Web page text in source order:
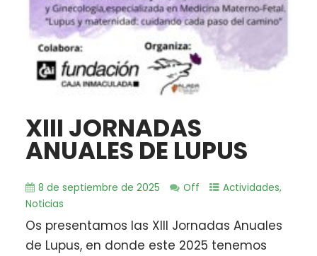
XIII JORNADAS
ANUALES DE LUPUS
8 de septiembre de 2025 Off Actividades,
Noticias
Os presentamos las XIII Jornadas Anuales
de Lupus, en donde este 2025 tenemos